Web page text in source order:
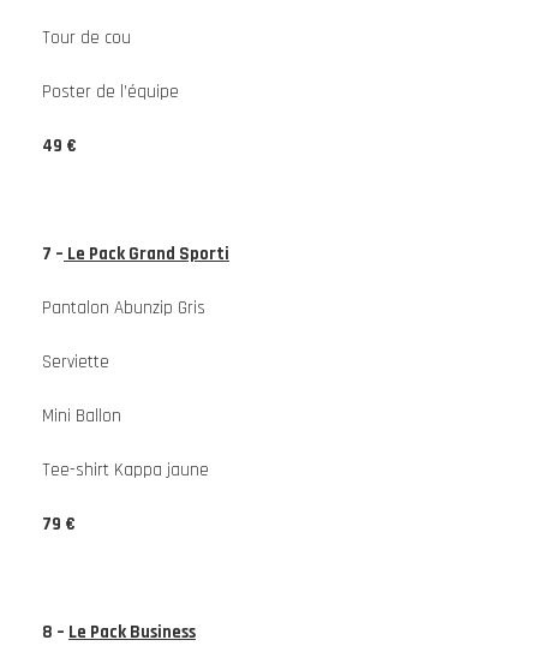
Tour de cou
Poster de l’équipe
49 €
7 – Le Pack Grand Sporti
Pantalon Abunzip Gris
Serviette
Mini Ballon
Tee-shirt Kappa jaune
79 €
8 – Le Pack Business